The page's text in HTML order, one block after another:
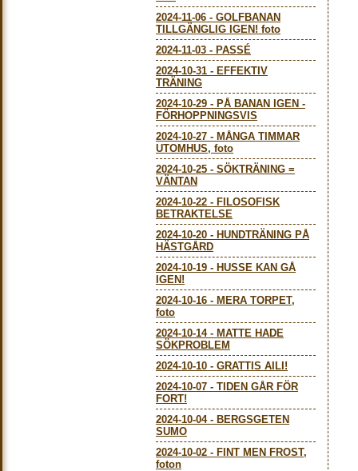
2024-11-06 - GOLFBANAN
TILLGÄNGLIG IGEN! foto
2024-11-03 - PASSÉ
2024-10-31 - EFFEKTIV
TRÄNING
2024-10-29 - PÅ BANAN IGEN -
FÖRHOPPNINGSVIS
2024-10-27 - MÅNGA TIMMAR
UTOMHUS, foto
2024-10-25 - SÖKTRÄNING =
VÄNTAN
2024-10-22 - FILOSOFISK
BETRAKTELSE
2024-10-20 - HUNDTRÄNING PÅ
HÄSTGÅRD
2024-10-19 - HUSSE KAN GÅ
IGEN!
2024-10-16 - MERA TORPET,
foto
2024-10-14- MATTE HADE
SÖKPROBLEM
2024-10-10 - GRATTIS AILI!
2024-10-07 - TIDEN GÅR FÖR
FORT!
2024-10-04- BERGSGETEN
SUMO
2024-10-02 - FINT MEN FROST,
foton